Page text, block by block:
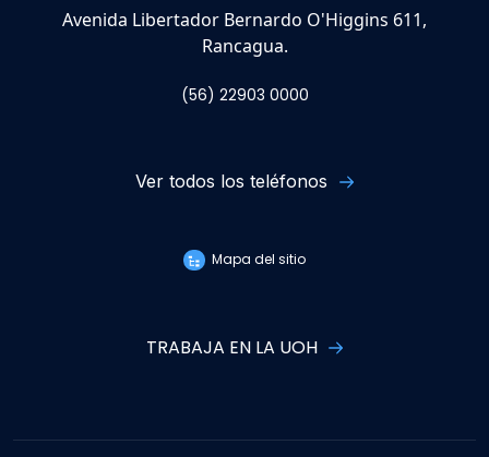
Avenida Libertador Bernardo O'Higgins 611,
Rancagua.
(56) 22903 0000
Ver todos los teléfonos
Mapa del sitio
TRABAJA EN LA UOH